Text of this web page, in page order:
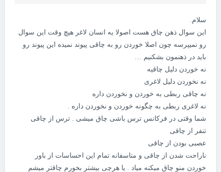
سلام.
این سوال ذهن چاق هست اصولا یه انسان لاغر هیچ وقت این سوال
رو نمیپرسه چون اصلا خوردن رو به چاقی پیوند نمیده این پیوند رو
باید در ذهنمون بشکنیم …
نه خوردن دلیل چاقیه
نه نخوردن دلیل لاغری
نه چاقی ربطی به خوردن و نخوردن داره
نه لاغری ربطی به چگونه خوردن و نخوردن داره .
شما وقتی در فرکانس ترس باشی چاق میشی . ترس از چاقی
تنفر از چاقی
عصبی بودن از چاقی
ناراحت شدن از چاقی و متاسفانه تمام این احساسات از باور
خوردن منو چاق میکنه میاد . یا هرچی بیشتر بخورم چاقتر میشم